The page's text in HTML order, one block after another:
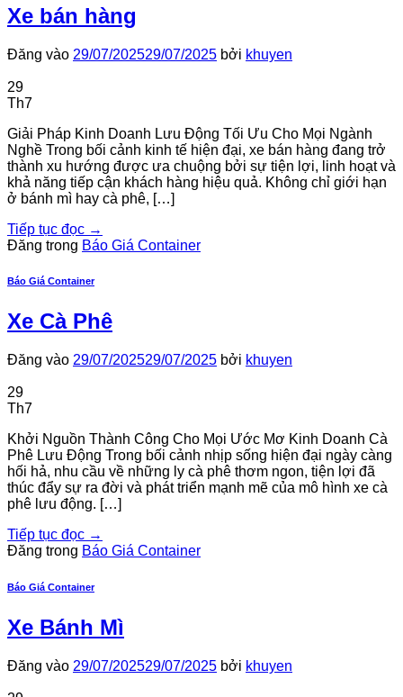
Xe bán hàng
Đăng vào 29/07/202529/07/2025 bởi khuyen
29
Th7
Giải Pháp Kinh Doanh Lưu Động Tối Ưu Cho Mọi Ngành
Nghề Trong bối cảnh kinh tế hiện đại, xe bán hàng đang trở
thành xu hướng được ưa chuộng bởi sự tiện lợi, linh hoạt và
khả năng tiếp cận khách hàng hiệu quả. Không chỉ giới hạn
ở bánh mì hay cà phê, […]
Tiếp tục đọc →
Đăng trong Báo Giá Container
Báo Giá Container
Xe Cà Phê
Đăng vào 29/07/202529/07/2025 bởi khuyen
29
Th7
Khởi Nguồn Thành Công Cho Mọi Ước Mơ Kinh Doanh Cà
Phê Lưu Động Trong bối cảnh nhịp sống hiện đại ngày càng
hối hả, nhu cầu về những ly cà phê thơm ngon, tiện lợi đã
thúc đẩy sự ra đời và phát triển mạnh mẽ của mô hình xe cà
phê lưu động. […]
Tiếp tục đọc →
Đăng trong Báo Giá Container
Báo Giá Container
Xe Bánh Mì
Đăng vào 29/07/202529/07/2025 bởi khuyen